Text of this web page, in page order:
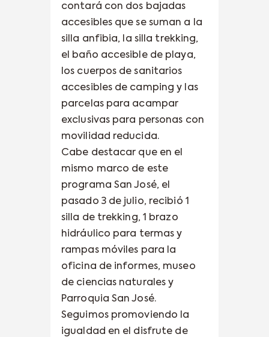
contará con dos bajadas
accesibles que se suman a la
silla anfibia, la silla trekking,
el baño accesible de playa,
los cuerpos de sanitarios
accesibles de camping y las
parcelas para acampar
exclusivas para personas con
movilidad reducida.
Cabe destacar que en el
mismo marco de este
programa San José, el
pasado 3 de julio, recibió 1
silla de trekking, 1 brazo
hidráulico para termas y
rampas móviles para la
oficina de informes, museo
de ciencias naturales y
Parroquia San José.
Seguimos promoviendo la
igualdad en el disfrute de